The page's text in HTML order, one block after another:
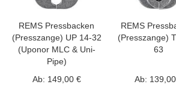
REMS Pressbacken
(Presszange) UP 14-32
(Uponor MLC & Uni-
Pipe)
Ab: 149,00 €
REMS
(Presszange)
63
Ab: